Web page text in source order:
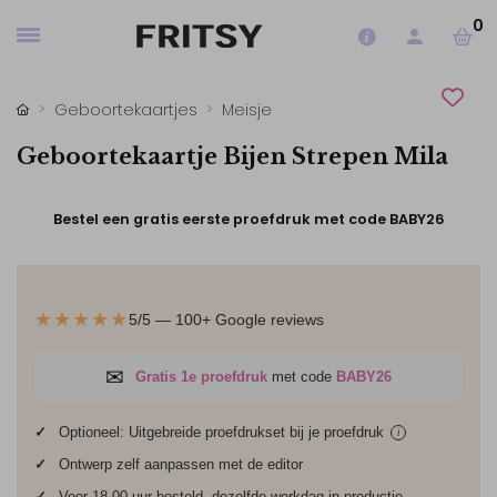
0
Geboortekaartjes Meisje
Geboortekaartje Bijen Strepen Mila
Bestel een gratis eerste proefdruk met code BABY26
★★★★★5/5 — 100+ Google reviews
✉ Gratis 1e proefdruk met code BABY26
✓ Optioneel: Uitgebreide proefdrukset bij je proefdruk i
✓
Ontwerp zelf aanpassen met de editor